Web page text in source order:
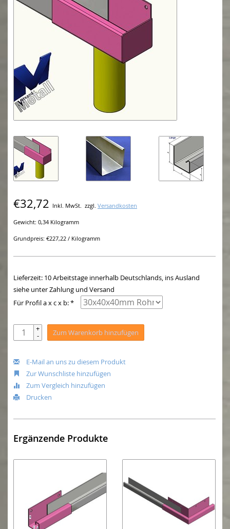
€32,72 Inkl. MwSt. zzgl. Versandkosten
Gewicht: 0,34 Kilogramm
Grundpreis: €227,22 / Kilogramm
Lieferzeit: 10 Arbeitstage innerhalb Deutschlands, ins Ausland
siehe unter Zahlung und Versand
Für Profil a x c x b: *
+
- Zum Warenkorb hinzufügen
E-Mail an uns zu diesem Produkt
Zur Wunschliste hinzufügen
Zum Vergleich hinzufügen
Drucken
Ergänzende Produkte